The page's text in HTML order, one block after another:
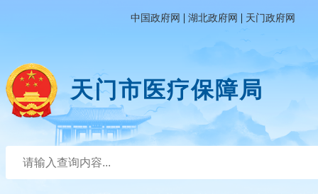
中国政府网 | 湖北政府网 | 天门政府网
天门市医疗保障局